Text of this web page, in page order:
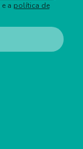
e a política de